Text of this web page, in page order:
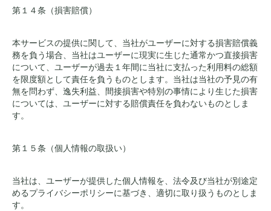
第１４条（損害賠償）
本サービスの提供に関して、当社がユーザーに対する損害賠償義
務を負う場合、当社はユーザーに現実に生じた通常かつ直接損害
について、ユーザーが過去１年間に当社に支払った利用料の総額
を限度額として責任を負うものとします。当社は当社の予見の有
無を問わず、逸失利益、間接損害や特別の事情により生じた損害
については、ユーザーに対する賠償責任を負わないものとしま
す。
第１５条（個人情報の取扱い）
当社は、ユーザーが提供した個人情報を、法令及び当社が別途定
めるプライバシーポリシーに基づき、適切に取り扱うものとしま
す。